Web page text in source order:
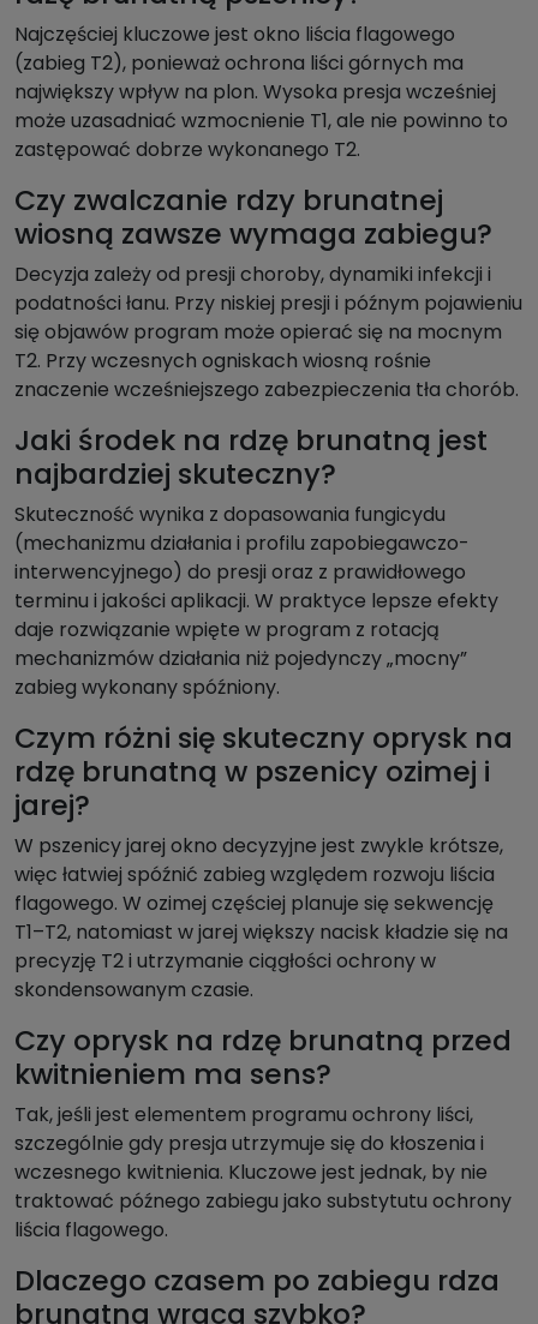
Najczęściej kluczowe jest okno liścia flagowego
(zabieg T2), ponieważ ochrona liści górnych ma
największy wpływ na plon. Wysoka presja wcześniej
może uzasadniać wzmocnienie T1, ale nie powinno to
zastępować dobrze wykonanego T2.
Czy zwalczanie rdzy brunatnej
wiosną zawsze wymaga zabiegu?
Decyzja zależy od presji choroby, dynamiki infekcji i
podatności łanu. Przy niskiej presji i późnym pojawieniu
się objawów program może opierać się na mocnym
T2. Przy wczesnych ogniskach wiosną rośnie
znaczenie wcześniejszego zabezpieczenia tła chorób.
Jaki środek na rdzę brunatną jest
najbardziej skuteczny?
Skuteczność wynika z dopasowania fungicydu
(mechanizmu działania i profilu zapobiegawczo-
interwencyjnego) do presji oraz z prawidłowego
terminu i jakości aplikacji. W praktyce lepsze efekty
daje rozwiązanie wpięte w program z rotacją
mechanizmów działania niż pojedynczy „mocny”
zabieg wykonany spóźniony.
Czym różni się skuteczny oprysk na
rdzę brunatną w pszenicy ozimej i
jarej?
W pszenicy jarej okno decyzyjne jest zwykle krótsze,
więc łatwiej spóźnić zabieg względem rozwoju liścia
flagowego. W ozimej częściej planuje się sekwencję
T1–T2, natomiast w jarej większy nacisk kładzie się na
precyzję T2 i utrzymanie ciągłości ochrony w
skondensowanym czasie.
Czy oprysk na rdzę brunatną przed
kwitnieniem ma sens?
Tak, jeśli jest elementem programu ochrony liści,
szczególnie gdy presja utrzymuje się do kłoszenia i
wczesnego kwitnienia. Kluczowe jest jednak, by nie
traktować późnego zabiegu jako substytutu ochrony
liścia flagowego.
Dlaczego czasem po zabiegu rdza
brunatna wraca szybko?